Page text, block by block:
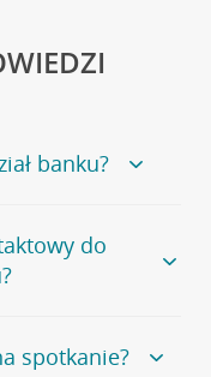
banku?
zapraszamy na
znajduje się
do
numeru
spotkanie?